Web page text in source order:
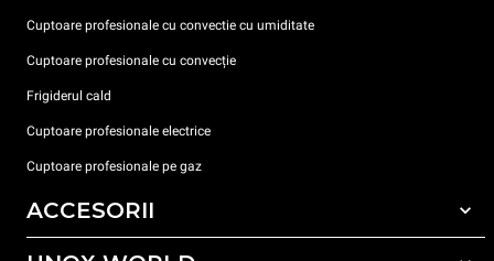
Cuptoare profesionale cu convectie cu umiditate
Cuptoare profesionale cu convecție
Frigiderul cald
Cuptoare profesionale electrice
Cuptoare profesionale pe gaz
ACCESORII